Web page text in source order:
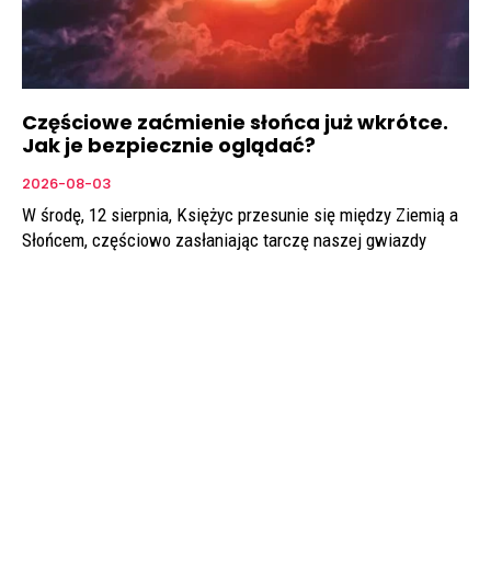
Częściowe zaćmienie słońca już wkrótce.
Jak je bezpiecznie oglądać?
2026-08-03
W środę, 12 sierpnia, Księżyc przesunie się między Ziemią a
Słońcem, częściowo zasłaniając tarczę naszej gwiazdy